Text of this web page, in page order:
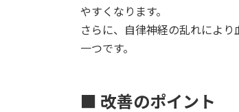
やすくなります。
さらに、自律神経の乱れによ
一つです。
■ 改善のポイント